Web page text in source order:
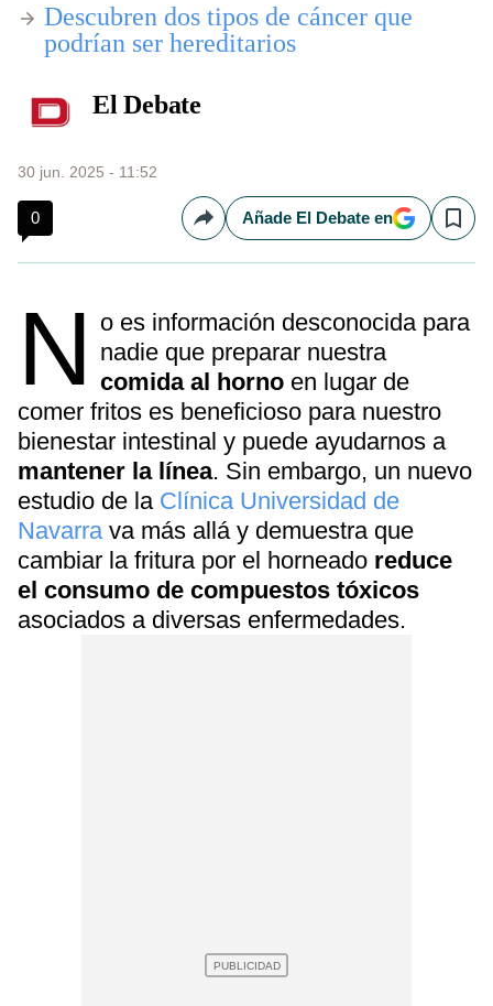
​Descubren dos tipos de cáncer que
podrían ser hereditarios
El Debate
30 jun. 2025 - 11:52
0 CompartirAñade El Debate en Save
N o es información desconocida para
nadie que preparar nuestra
comida al horno en lugar de
comer fritos es beneficioso para nuestro
bienestar intestinal y puede ayudarnos a
mantener la línea. Sin embargo, un nuevo
estudio de la Clínica Universidad de
Navarra va más allá y demuestra que
cambiar la fritura por el horneado reduce
el consumo de compuestos tóxicos
asociados a diversas enfermedades.